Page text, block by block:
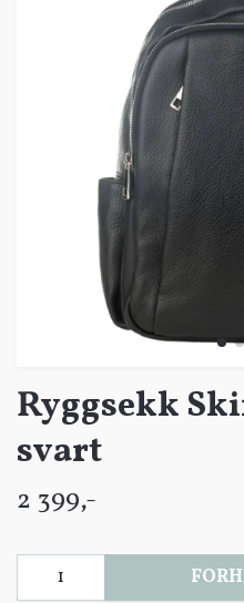
Ryggsekk
svart
2 399,-